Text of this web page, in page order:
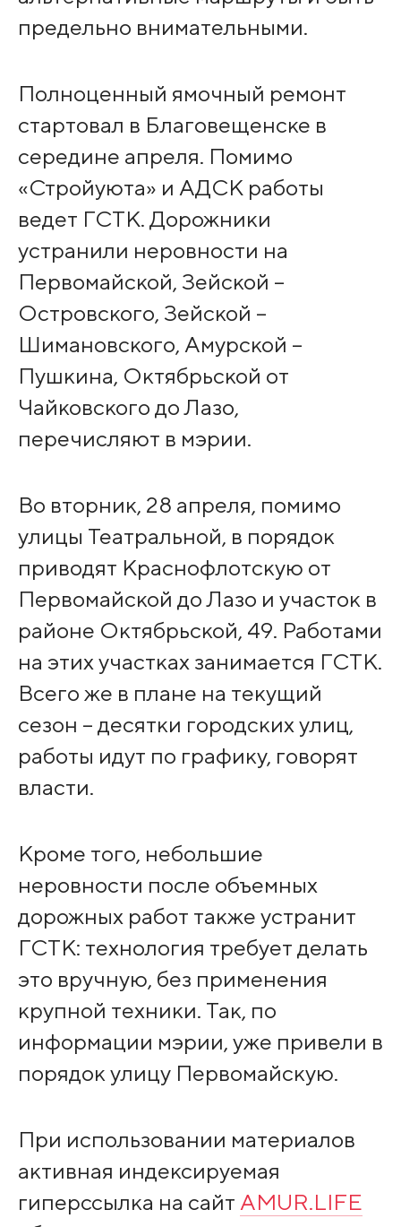
предельно внимательными.
Полноценный ямочный ремонт
стартовал в Благовещенске в
середине апреля. Помимо
«Стройуюта» и АДСК работы
ведет ГСТК. Дорожники
устранили неровности на
Первомайской, Зейской –
Островского, Зейской –
Шимановского, Амурской –
Пушкина, Октябрьской от
Чайковского до Лазо,
перечисляют в мэрии.
Во вторник, 28 апреля, помимо
улицы Театральной, в порядок
приводят Краснофлотскую от
Первомайской до Лазо и участок в
районе Октябрьской, 49. Работами
на этих участках занимается ГСТК.
Всего же в плане на текущий
сезон – десятки городских улиц,
работы идут по графику, говорят
власти.
Кроме того, небольшие
неровности после объемных
дорожных работ также устранит
ГСТК: технология требует делать
это вручную, без применения
крупной техники. Так, по
информации мэрии, уже привели в
порядок улицу Первомайскую.
При использовании материалов
активная индексируемая
гиперссылка на сайт AMUR.LIFE